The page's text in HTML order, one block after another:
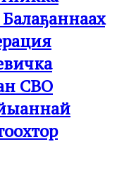
СВО